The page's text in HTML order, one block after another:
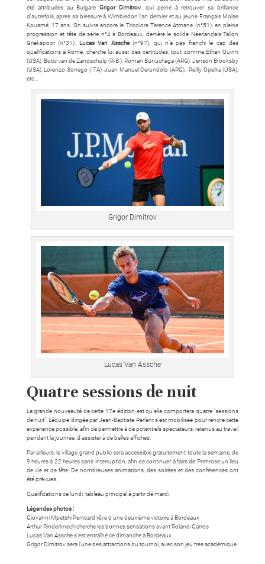
été attribuées au BulgareGrigor Dimitrov , qui peine à retrouver sa brillance
d’autrefois, après sa blessure à Wimbledon l’an dernier et au jeune Français Moïse
Kouamé, 17 ans. On suivra encore le Tricolore Terence Atmane (n°51), en pleine
progression et tête de série n°4 à Bordeaux, derrière le solide Néerlandais Tallon
Griekspoor (n°31).
Lucas Van Assche(n°97), qui n’a pas franchi le cap des
qualifications à Rome, cherche lui aussi des certitudes, tout comme Ethan Quinn
(USA), Botic van de Zandschulp (P.-B.), Roman Burruchaga (ARG), Jenson Brooksby
(USA), Lorenzo Sonego (ITA), Juan Manuel Cerundolo (ARG), Reilly Opelka (USA),
etc…
Grigor Dimitrov
Lucas Van Assche
Quatre sessions de nuit
La grande nouveauté de cette 17e édition est qu’elle comportera quatre “sessions
de nuit”. L’équipe dirigée par Jean-Baptiste Perlant s’est mobilisée pour rendre cette
expérience possible, afin de permettre à de potentiels spectateurs, retenus au travail
pendant la journée, d’assister à de belles affiches.
Par ailleurs, le village grand public sera accessible gratuitement toute la semaine, de
9 heures à 22 heures sans interruption, afin de continuer à faire de Primrose un lieu
de vie et de fête. De nombreuses animations, des soirées et des conférences ont
été prévues.
Qualifications ce lundi, tableau principal à partir de mardi.
Légendes photos :
Giovanni Mpetshi Perricard rêve d’une deuxième victoire à Bordeaux
Arthur Rinderknech cherche les bonnes sensations avant Roland-Garros
Lucas Van Assche s’est entraîné ce dimanche à Bordeaux
Grigor Dimitrov sera l’une des attractions du tournoi, avec son jeu très académique